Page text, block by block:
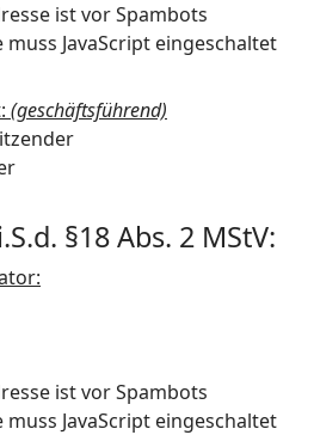
ist vor Spambots
JavaScript eingeschaltet
(geschäftsführend)
§18 Abs. 2 MStV:
ist vor Spambots
JavaScript eingeschaltet